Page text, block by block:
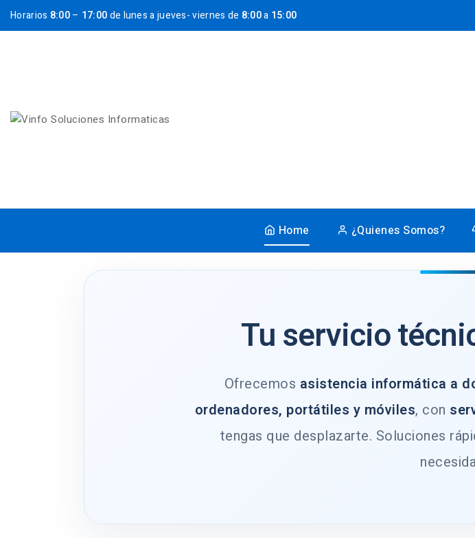
Horarios 8:00– 17:00de lunes a jueves- viernes de 8:00a 15:00
Home ¿Quienes Somos?
Tu servicio
Ofrecemos asistencia informática a
ordenadores, portátiles y móviles, con
tengas que desplazarte. Soluciones